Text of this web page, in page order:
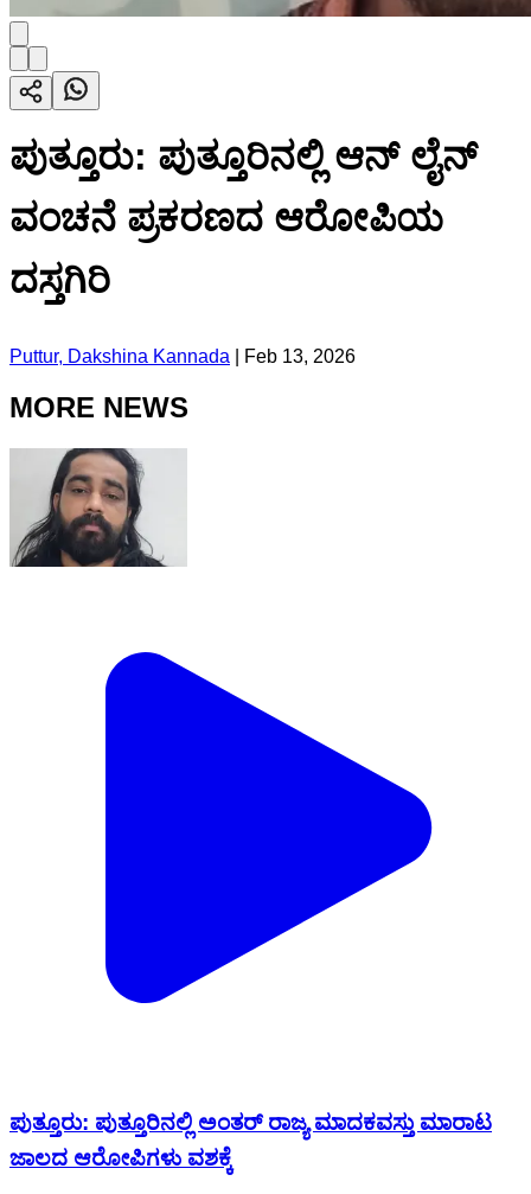
ಪುತ್ತೂರು: ಪುತ್ತೂರಿನಲ್ಲಿ ಆನ್ ಲೈನ್
ವಂಚನೆ ಪ್ರಕರಣದ ಆರೋಪಿಯ
ದಸ್ತಗಿರಿ
Puttur, Dakshina Kannada Feb 13, 2026
MORE NEWS
ಪುತ್ತೂರು: ಪುತ್ತೂರಿನಲ್ಲಿ ಅಂತರ್ ರಾಜ್ಯ ಮಾದಕವಸ್ತು ಮಾರಾಟ
ಜಾಲದ ಆರೋಪಿಗಳು ವಶಕ್ಕೆ